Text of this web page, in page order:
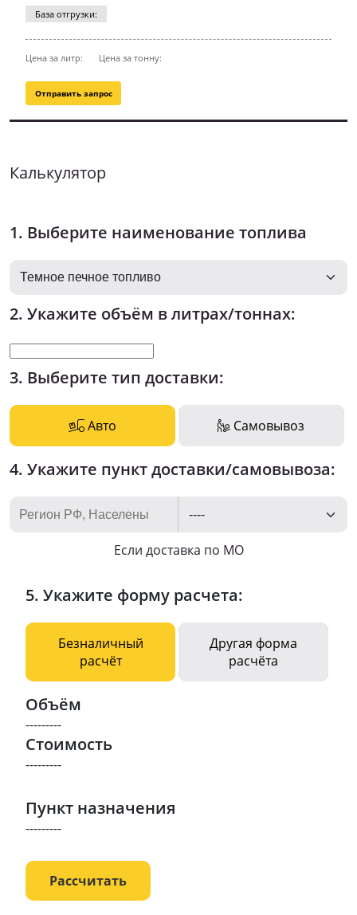
Отправить запрос
База отгрузки:
Цена за литр: Цена за тонну:
Калькулятор
1. Выберите наименование топлива
2. Укажите объём в литрах/тоннах:
3. Выберите тип доставки:
Авто Самовывоз
4. Укажите пункт доставки/самовывоза:
Если доставка по МО
5. Укажите форму расчета:
Безналичный
расчёт
Другая форма
расчёта
Объём
---------
Стоимость
---------
Пункт назначения
---------
Рассчитать